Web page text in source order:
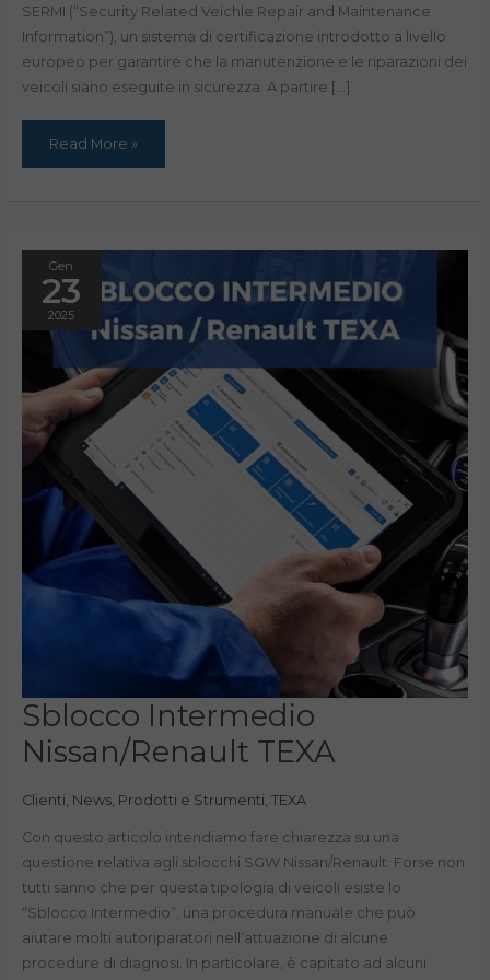
SERMI (“Security Related Veichle Repair and Maintenance
Information”), un sistema di certificazione introdotto a livello
europeo per garantire che la manutenzione e le riparazioni dei
veicoli siano eseguite in sicurezza. A partire […]
Read More »
Gen
23
2025
Sblocco Intermedio
Nissan/Renault TEXA
Clienti, News, Prodotti e Strumenti, TEXA
Con questo articolo intendiamo fare chiarezza su una
questione relativa agli sblocchi SGW Nissan/Renault. Forse non
tutti sanno che per questa tipologia di veicoli esiste lo
“Sblocco Intermedio”, una procedura manuale che può
aiutare molti autoriparatori nell’attuazione di alcune
procedure di diagnosi. In particolare, è capitato ad alcuni
Sblocco
Intermedio
Nissan/Renault
TEXA